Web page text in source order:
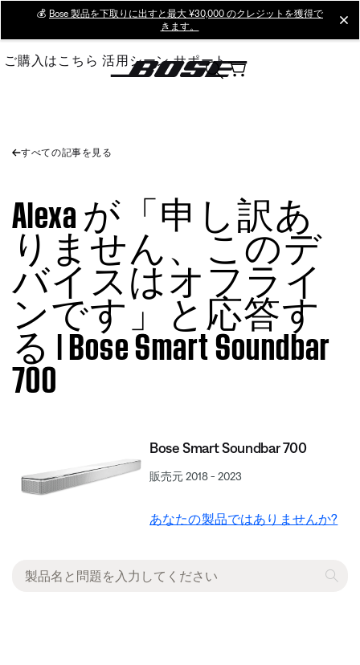
Main
💰 Bose 製品を下取りに出すと最大 ¥30,000 のクレジットを獲得で
きます。
ご購入はこちら 活用シーン サポート
すべての記事を見る
Alexa が「申し訳あ
りません、このデ
バイスはオフライ
ンです」と応答す
る | Bose Smart Soundbar
700
Bose Smart Soundbar 700
販売元 2018 - 2023
あなたの製品ではありませんか?